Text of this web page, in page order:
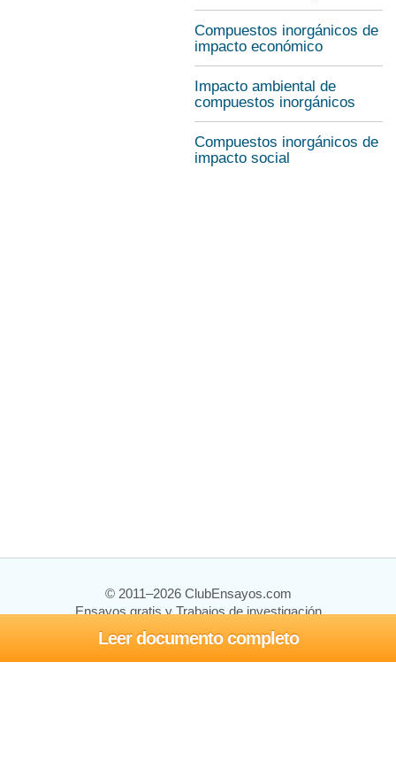
Leer documento completo
Compuestos inorgánicos de
impacto económico
Impacto ambiental de
compuestos inorgánicos
Compuestos inorgánicos de
impacto social
© 2011–2026 ClubEnsayos.com
Ensayos gratis y Trabajos de investigación